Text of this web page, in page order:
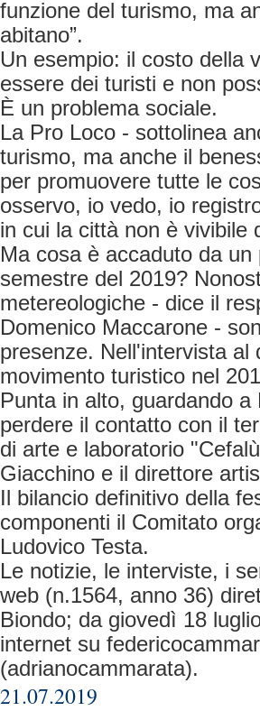
funzione del turismo, ma
abitano”.
Un esempio: il costo della
essere dei turisti e non
È un problema sociale.
La Pro Loco - sottolinea
turismo, ma anche il
per promuovere tutte le
osservo, io vedo, io
in cui la città non è vivibile
Ma cosa è accaduto da
semestre del 2019?
metereologiche - dice il
Domenico Maccarone -
presenze. Nell'intervista al
movimento turistico nel
Punta in alto, guardando
perdere il contatto con il
di arte e laboratorio
Giacchino e il direttore
Il bilancio definitivo della
componenti il Comitato
Ludovico Testa.
Le notizie, le interviste, i
web (n.1564, anno 36)
Biondo; da giovedì 18
internet su
(adrianocammarata).
21.07.2019